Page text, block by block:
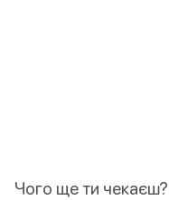
Чого ще ти